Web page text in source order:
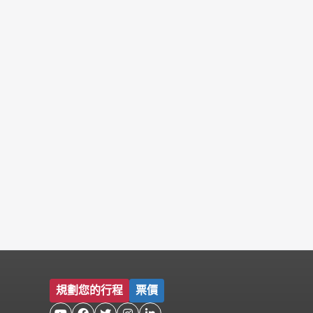
規劃您的行程 票價